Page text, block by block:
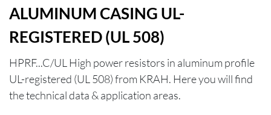
ALUMINUM CASING UL-
REGISTERED (UL 508)
HPRF...C/UL High power resistors in aluminum profile
UL-registered (UL 508) from KRAH. Here you will find
the technical data & application areas.